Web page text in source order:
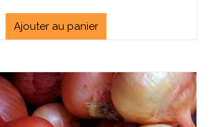
Ajouter au panier